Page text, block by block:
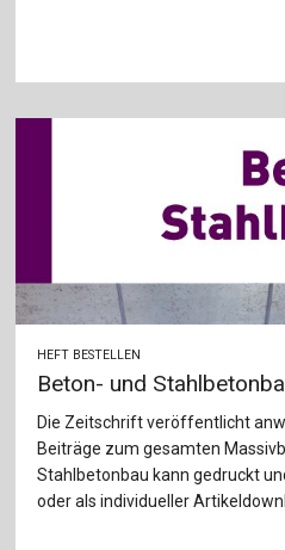
HEFT BESTELLEN
Beton- und
Die Zeitschrift veröffentlicht
Beiträge zum gesamten
Stahlbetonbau kann gedruckt
oder als individueller